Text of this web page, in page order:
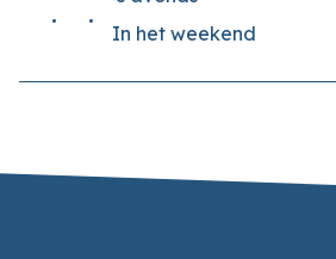
In het weekend